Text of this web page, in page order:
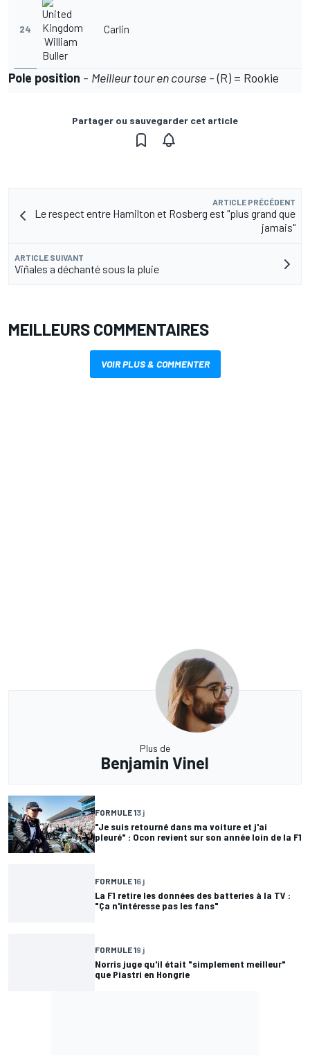
24
William
Buller
Carlin
Pole position - Meilleur tour en course - (R) = Rookie
Partager ou sauvegarder cet article
ARTICLE PRÉCÉDENT
Le respect entre Hamilton et Rosberg est "plus grand que
jamais"
ARTICLE SUIVANT
Viñales a déchanté sous la pluie
MEILLEURS COMMENTAIRES
VOIR PLUS & COMMENTER
Plus de
Benjamin Vinel
FORMULE 13 j
"Je suis retourné dans ma voiture et j'ai
pleuré" : Ocon revient sur son année loin de la F1
FORMULE 16 j
La F1 retire les données des batteries à la TV :
"Ça n'intéresse pas les fans"
FORMULE 19 j
Norris juge qu'il était "simplement meilleur"
que Piastri en Hongrie